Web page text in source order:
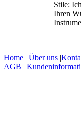
Stile:
Ihren
Home | Über uns |
AGB |